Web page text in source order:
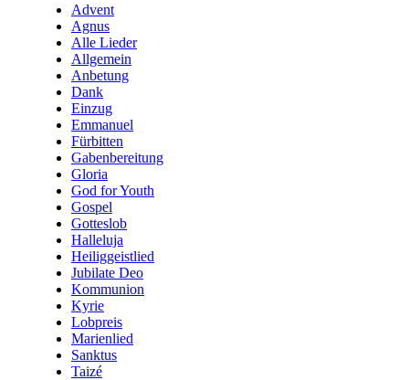
Advent
Agnus
Alle Lieder
Allgemein
Anbetung
Dank
Einzug
Emmanuel
Fürbitten
Gabenbereitung
Gloria
God for Youth
Gospel
Gotteslob
Halleluja
Heiliggeistlied
Jubilate Deo
Kommunion
Kyrie
Lobpreis
Marienlied
Sanktus
Taizé